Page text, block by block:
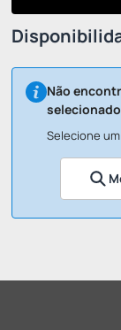
Não
Selecione